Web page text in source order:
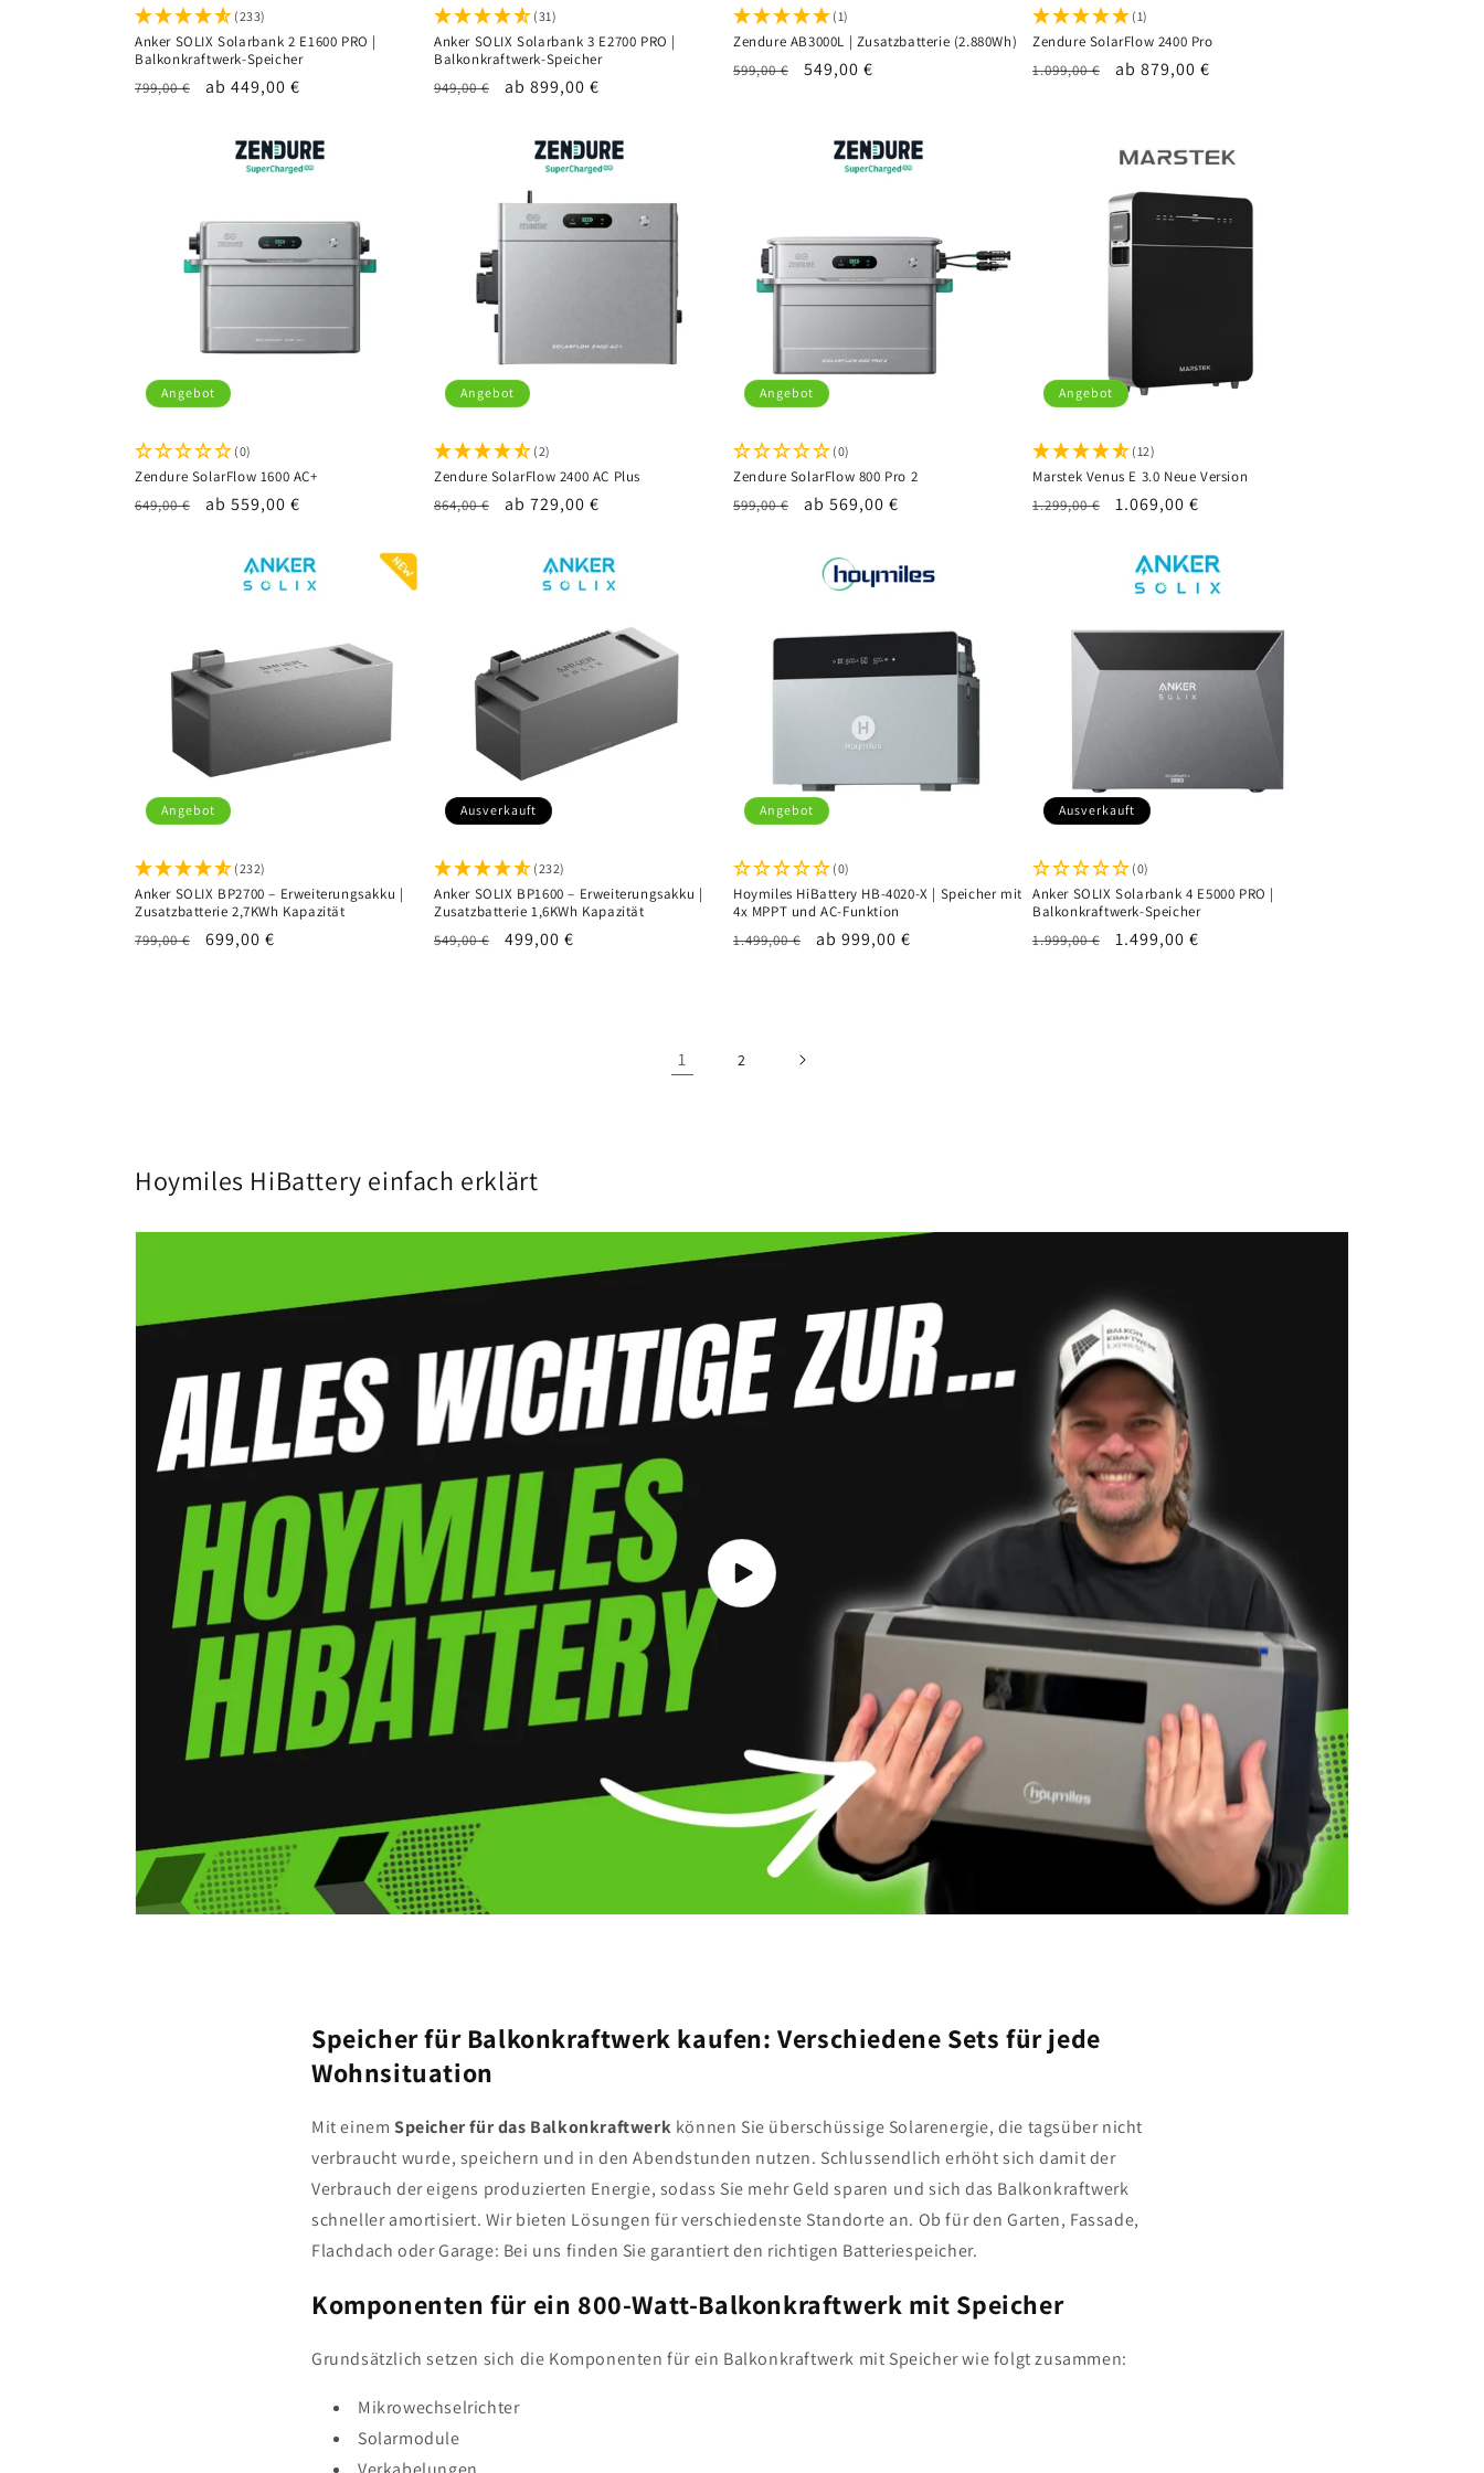
(233)
Anker SOLIX Solarbank 2 E1600 PRO |
Balkonkraftwerk-Speicher
Normaler
799,00 € Verkaufspreis
ab 449,00 €
(31)
Anker SOLIX Solarbank 3 E2700 PRO |
Balkonkraftwerk-Speicher
Normaler
949,00 € Verkaufspreis
ab 899,00 €
(1)
Zendure AB3000L | Zusatzbatterie (2.880Wh)
Normaler
599,00 € Verkaufspreis
549,00 €
(1)
Zendure SolarFlow 2400 Pro
Normaler
1.099,00 € Verkaufspreis
ab 879,00 €
Angebot
(0)
Zendure SolarFlow 1600 AC+
Normaler
649,00 € Verkaufspreis
ab 559,00 €
Angebot
(2)
Zendure SolarFlow 2400 AC Plus
Normaler
864,00 € Verkaufspreis
ab 729,00 €
Angebot
(0)
Zendure SolarFlow 800 Pro 2
Normaler
599,00 € Verkaufspreis
ab 569,00 €
Angebot
(12)
Marstek Venus E 3.0 Neue Version
Normaler
1.299,00 € Verkaufspreis
1.069,00 €
Angebot
(232)
Anker SOLIX BP2700 – Erweiterungsakku |
Zusatzbatterie 2,7KWh Kapazität
Normaler
799,00 € Verkaufspreis
699,00 €
Ausverkauft
(232)
Anker SOLIX BP1600 – Erweiterungsakku |
Zusatzbatterie 1,6KWh Kapazität
Normaler
549,00 € Verkaufspreis
499,00 €
Angebot
(0)
Hoymiles HiBattery HB-4020-X | Speicher mit
4x MPPT und AC-Funktion
Normaler
1.499,00 € Verkaufspreis
ab 999,00 €
Ausverkauft
(0)
Anker SOLIX Solarbank 4 E5000 PRO |
Balkonkraftwerk-Speicher
Normaler
1.999,00 € Verkaufspreis
1.499,00 €
1 2
Hoymiles HiBattery einfach erklärt
Speicher für Balkonkraftwerk kaufen: Verschiedene Sets für jede
Wohnsituation
Mit einem Speicher für das Balkonkraftwerk können Sie überschüssige Solarenergie, die tagsüber nicht
verbraucht wurde, speichern und in den Abendstunden nutzen. Schlussendlich erhöht sich damit der
Verbrauch der eigens produzierten Energie, sodass Sie mehr Geld sparen und sich das Balkonkraftwerk
schneller amortisiert. Wir bieten Lösungen für verschiedenste Standorte an. Ob für den Garten, Fassade,
Flachdach oder Garage: Bei uns finden Sie garantiert den richtigen Batteriespeicher.
Komponenten für ein 800-Watt-Balkonkraftwerk mit Speicher
Grundsätzlich setzen sich die Komponenten für ein Balkonkraftwerk mit Speicher wie folgt zusammen:
Mikrowechselrichter
Solarmodule